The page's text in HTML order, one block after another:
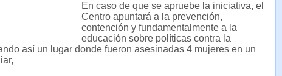
En caso de que se apruebe la iniciativa, el
Centro apuntará a la prevención,
contención y fundamentalmente a la
educación sobre políticas contra la
así un lugar donde fueron asesinadas 4 mujeres en un